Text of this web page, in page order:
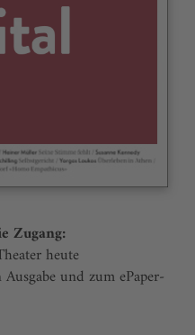
Zugang:
heute
und zum ePaper-